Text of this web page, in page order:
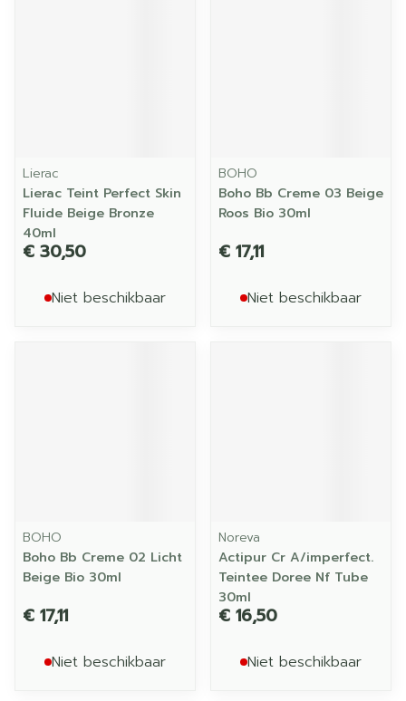
Lierac
Lierac Teint Perfect Skin
Fluide Beige Bronze
40ml
€ 30,50
Niet beschikbaar
BOHO
Boho Bb Creme 03 Beige
Roos Bio 30ml
€ 17,11
Niet beschikbaar
BOHO
Boho Bb Creme 02 Licht
Beige Bio 30ml
€ 17,11
Niet beschikbaar
Noreva
Actipur Cr A/imperfect.
Teintee Doree Nf Tube
30ml
€ 16,50
Niet beschikbaar